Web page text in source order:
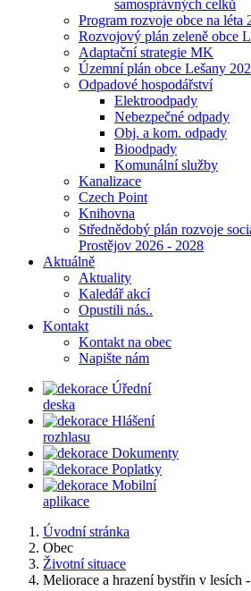
samosprávných celků
Program rozvoje obce na léta
Rozvojový plán zeleně obce
Adaptační strategie MK
Územní plán obce Lešany
Odpadové hospodářství
Elektroodpady
Nebezpečné odpady
Obj. a kom. odpady
Bioodpady
Komunální služby
Kanalizace
Czech Point
Knihovna
Střednědobý plán rozvoje
Prostějov 2026 - 2028
Aktuálně
Aktuality
Kaledář akcí
Opustili nás..
Kontakt
Kontakt na obec
Napište nám
Úřední
deska
Hlášení
rozhlasu
Dokumenty
Poplatky
Mobilní
aplikace
Úvodní stránka
Obec
Životní situace
Meliorace a hrazení bystřin v lesích